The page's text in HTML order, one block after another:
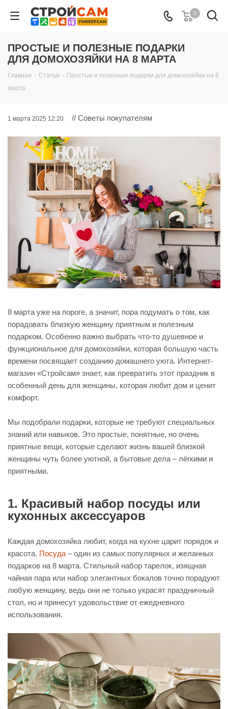
0
ПРОСТЫЕ И ПОЛЕЗНЫЕ ПОДАРКИ
ДЛЯ ДОМОХОЗЯЙКИ НА 8 МАРТА
Главная - Статьи - Простые и полезные подарки для домохозяйки на 8
марта
1 марта 2025 12:20 // Советы покупателям
8 марта уже на пороге, а значит, пора подумать о том, как
порадовать близкую женщину приятным и полезным
подарком. Особенно важно выбрать что-то душевное и
функциональное для домохозяйки, которая большую часть
времени посвящает созданию домашнего уюта. Интернет-
магазин «Стройсам» знает, как превратить этот праздник в
особенный день для женщины, которая любит дом и ценит
комфорт.
Мы подобрали подарки, которые не требуют специальных
знаний или навыков. Это простые, понятные, но очень
приятные вещи, которые сделают жизнь вашей близкой
женщины чуть более уютной, а бытовые дела – лёгкими и
приятными.
1. Красивый набор посуды или
кухонных аксессуаров
Каждая домохозяйка любит, когда на кухне царит порядок и
красота. Посуда – один из самых популярных и желанных
подарков на 8 марта. Стильный набор тарелок, изящная
чайная пара или набор элегантных бокалов точно порадуют
любую женщину, ведь они не только украсят праздничный
стол, но и принесут удовольствие от ежедневного
использования.